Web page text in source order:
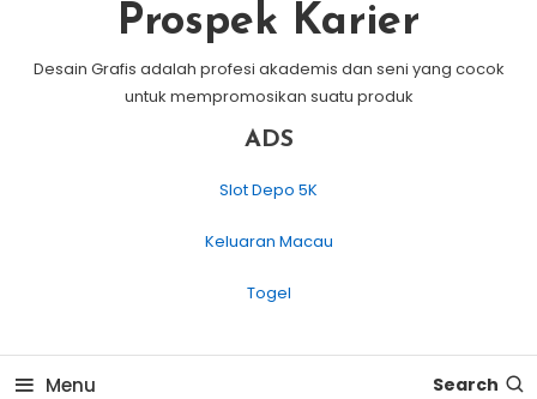
Prospek Karier
Desain Grafis adalah profesi akademis dan seni yang cocok
untuk mempromosikan suatu produk
ADS
Slot Depo 5K
Keluaran Macau
Togel
Menu Search